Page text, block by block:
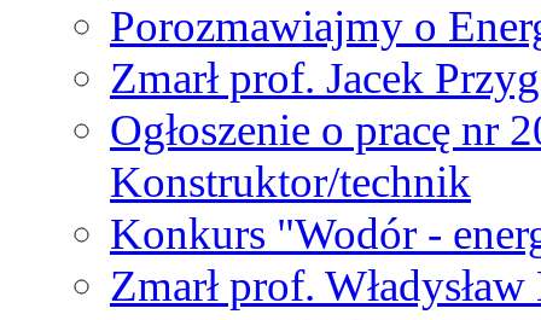
Porozmawiajmy o
Zmarł prof. Jacek
Ogłoszenie o pracę nr
Konstruktor/technik
Konkurs "Wodór -
Zmarł prof.